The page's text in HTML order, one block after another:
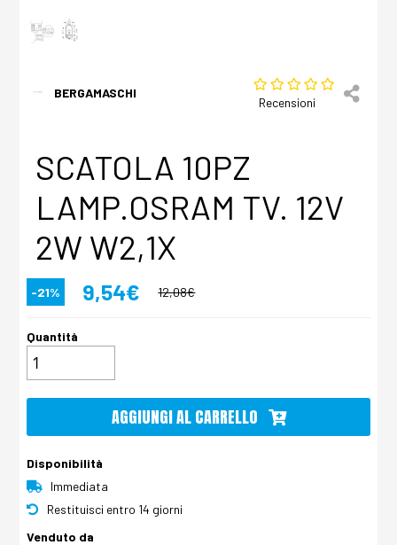
BERGAMASCHI
Recensioni
SCATOLA 10PZ
LAMP.OSRAM TV. 12V
2W W2,1X
-21% 9,54€ 12,08€
Quantità
AGGIUNGI AL CARRELLO
Disponibilità
Immediata
Restituisci entro 14 giorni
Venduto da